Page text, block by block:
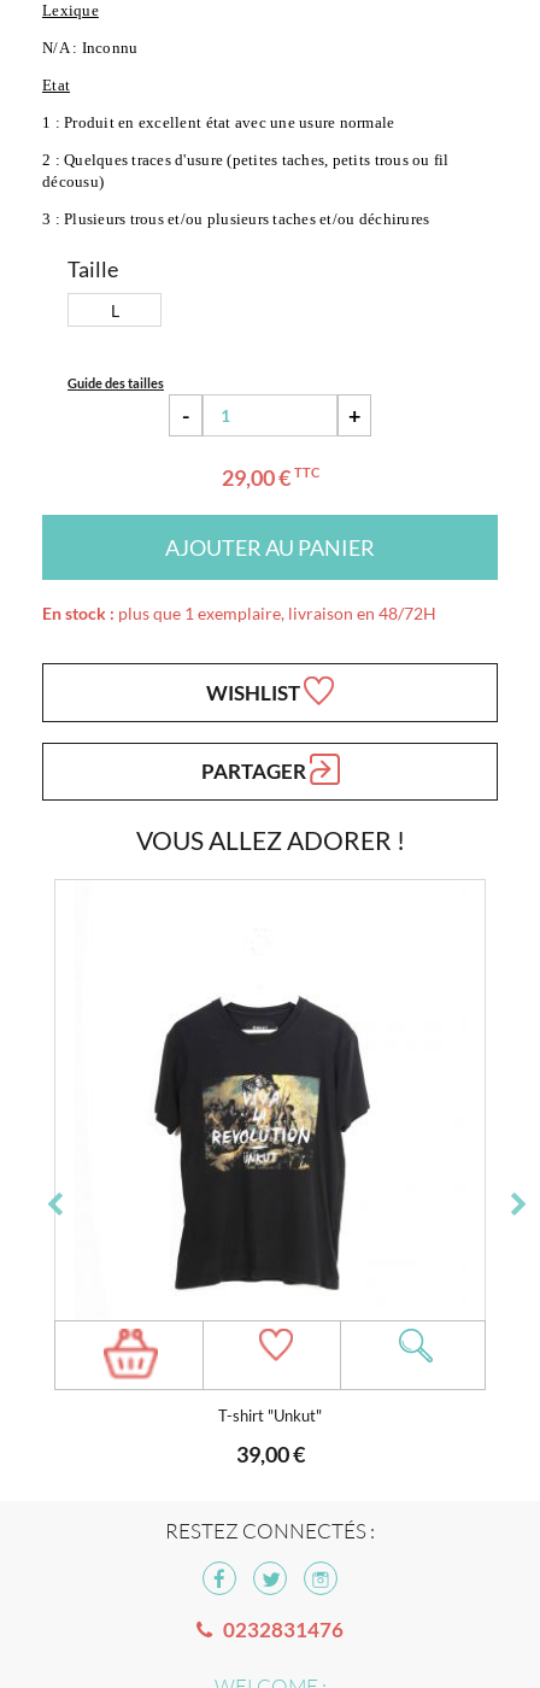
Lexique
N/A : Inconnu
Etat
1 : Produit en excellent état avec une usure normale
2 : Quelques traces d'usure (petites taches, petits trous ou fil
décousu)
3 : Plusieurs trous et/ou plusieurs taches et/ou déchirures
Taille
L
Guide des tailles
- +
29,00 € TTC
AJOUTER AU PANIER
En stock : plus que 1 exemplaire, livraison en 48/72H
WISHLIST
PARTAGER
VOUS ALLEZ ADORER !
T-shirt "Unkut"
39,00 €
RESTEZ CONNECTÉS :
0232831476